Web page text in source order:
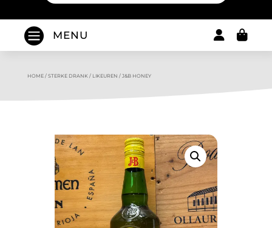
 MENU 
HOME/ STERKE DRANK / LIKEUREN / J&B HONEY